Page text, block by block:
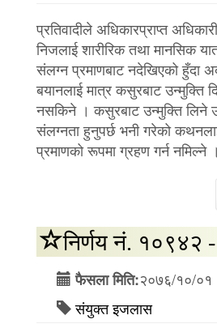
प्रतिवादीले अधिकारप्राप्त
निजलाई शारीरिक तथा मानसिक
संलग्न प्रमाणबाट नदेखिएको हुँदा
बयानलाई मात्र कसुरबाट उन्मुक्ति
नसकिने । कसुरबाट उन्मुक्ति लिने
संलग्नता हुनुपर्छ भनी गरेको
प्रमाणको रूपमा ग्रहण गर्न नमिल्ने ।
निर्णय नं. १०९४२ -
फैसला मिति:२०७६/१०/०१
संयुक्त इजलास